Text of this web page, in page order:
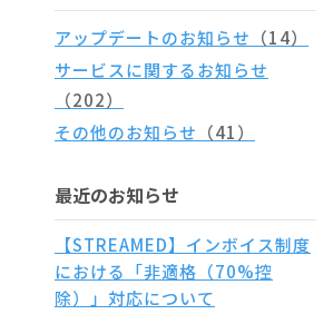
アップデートのお知らせ （14）
サービスに関するお知らせ
（202）
その他のお知らせ （41）
最近のお知らせ
【STREAMED】インボイス制度
における「非適格（70%控
除）」対応について